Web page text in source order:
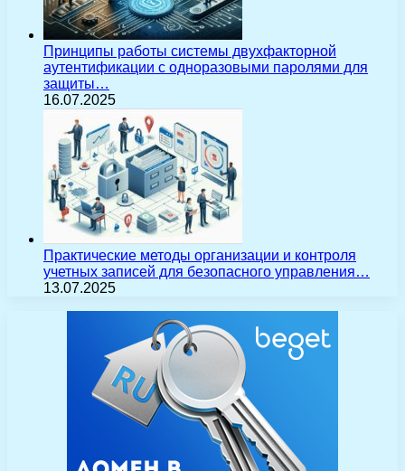
Принципы работы системы двухфакторной
аутентификации с одноразовыми паролями для
защиты…
16.07.2025
Практические методы организации и контроля
учетных записей для безопасного управления…
13.07.2025